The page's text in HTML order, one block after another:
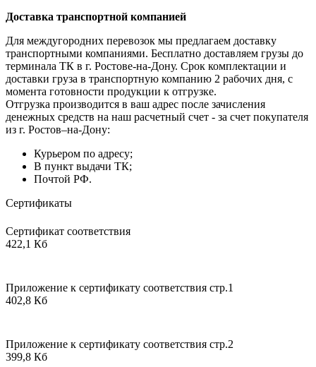
Доставка транспортной компанией
Для междугородних перевозок мы предлагаем доставку
транспортными компаниями. Бесплатно доставляем грузы до
терминала ТК в г. Ростове-на-Дону. Срок комплектации и
доставки груза в транспортную компанию 2 рабочих дня, с
момента готовности продукции к отгрузке.
Отгрузка производится в ваш адрес после зачисления
денежных средств на наш расчетный счет - за счет покупателя
из г. Ростов–на-Дону:
Курьером по адресу;
В пункт выдачи ТК;
Почтой РФ.
Сертификаты
Сертификат соответствия
422,1 Кб
Приложение к сертификату соответствия стр.1
402,8 Кб
Приложение к сертификату соответствия стр.2
399,8 Кб